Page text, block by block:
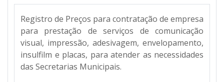
Registro de Preços para contratação de empresa
para prestação de serviços de comunicação
visual, impressão, adesivagem, envelopamento,
insulfilm e placas, para atender as necessidades
das Secretarias Municipais.